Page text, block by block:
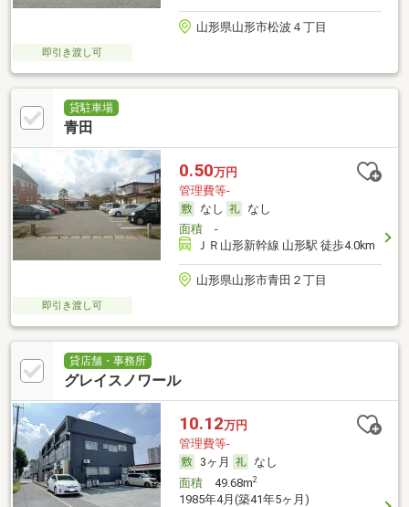
山形県山形市松波４丁目
即引き渡し可
貸駐車場
青田
0.50万円
管理費等-
なし
なし
面積-
ＪＲ山形新幹線 山形駅 徒歩4.0km
山形県山形市青田２丁目
即引き渡し可
貸店舗・事務所
グレイスノワール
10.12万円
管理費等-
3ヶ月
なし
面積49.68m2
1985年4月(築41年5ヶ月)